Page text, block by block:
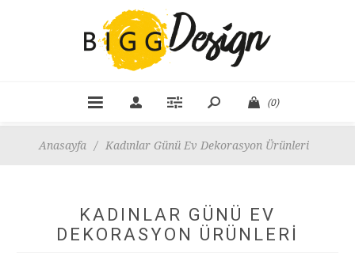
(0)
Anasayfa / Kadınlar Günü Ev Dekorasyon Ürünleri
KADINLAR GÜNÜ EV
DEKORASYON ÜRÜNLERI